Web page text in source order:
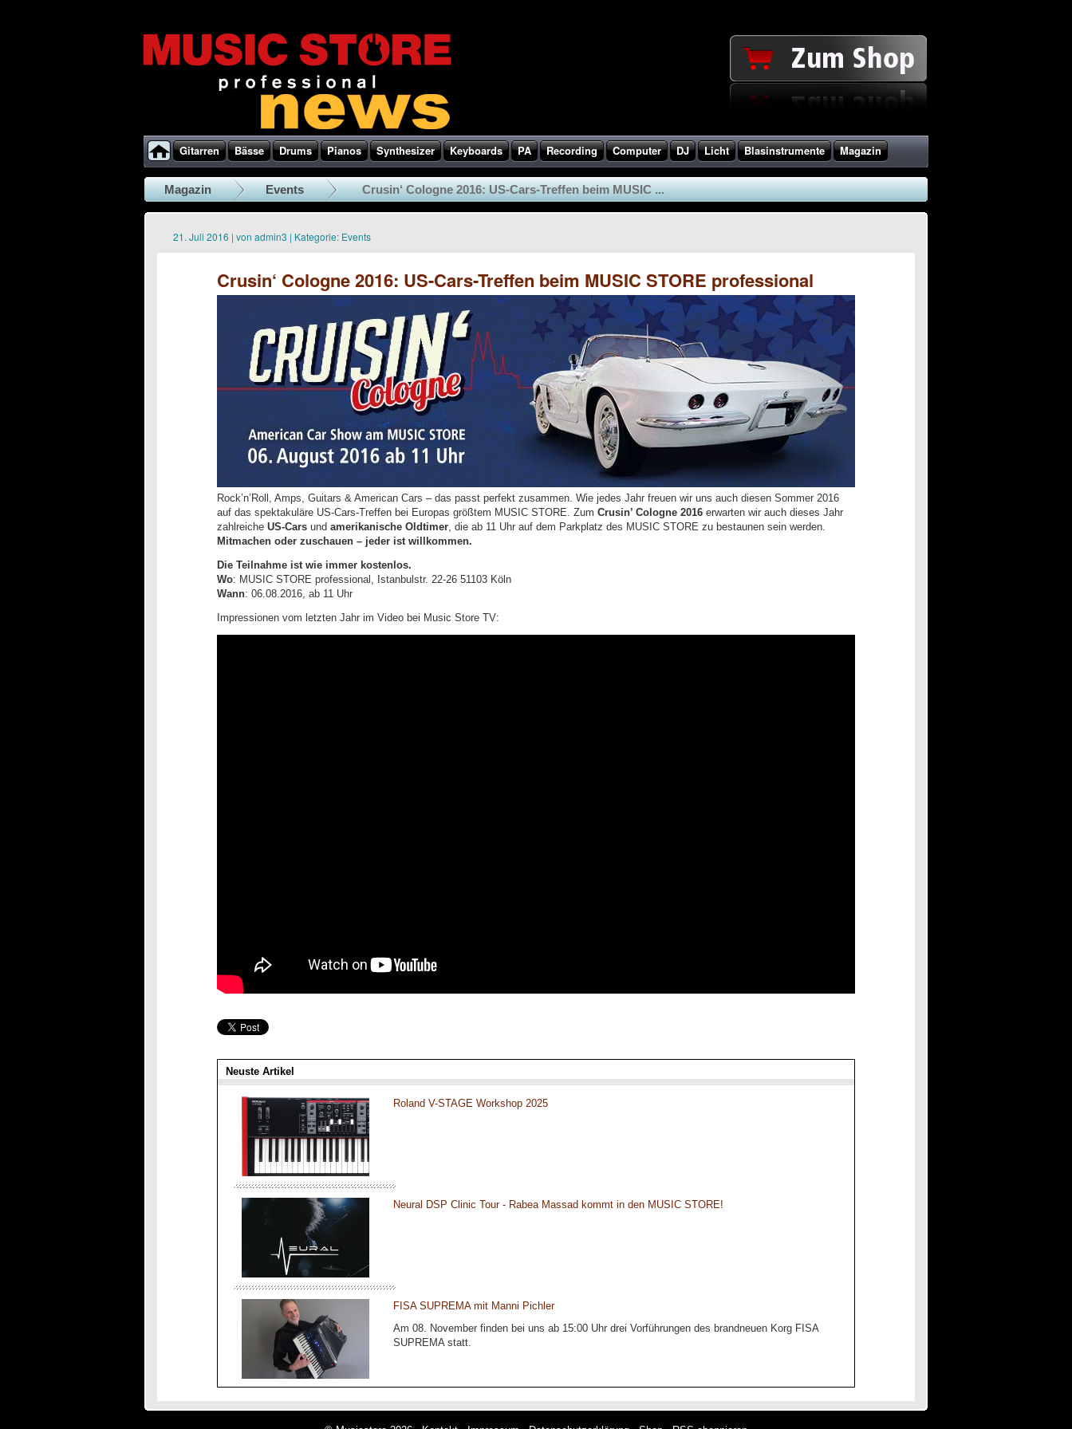
Gitarren Bässe Drums Pianos Synthesizer Keyboards PA Recording Computer DJ Licht Blasinstrumente Magazin
Magazin Events Crusin‘ Cologne 2016: US-Cars-Treffen beim MUSIC ...
21. Juli 2016 | von admin3 | Kategorie: Events
Crusin‘ Cologne 2016: US-Cars-Treffen beim MUSIC STORE professional
Rock’n’Roll, Amps, Guitars & American Cars – das passt perfekt zusammen. Wie jedes Jahr freuen wir uns auch diesen Sommer 2016
auf das spektakuläre US-Cars-Treffen bei Europas größtem MUSIC STORE. Zum Crusin’ Cologne 2016 erwarten wir auch dieses Jahr
zahlreiche US-Cars und amerikanische Oldtimer, die ab 11 Uhr auf dem Parkplatz des MUSIC STORE zu bestaunen sein werden.
Mitmachen oder zuschauen – jeder ist willkommen.
Die Teilnahme ist wie immer kostenlos.
Wo: MUSIC STORE professional, Istanbulstr. 22-26 51103 Köln
Wann: 06.08.2016, ab 11 Uhr
Impressionen vom letzten Jahr im Video bei Music Store TV:
Neuste Artikel
Roland V-STAGE Workshop 2025
Neural DSP Clinic Tour - Rabea Massad kommt in den MUSIC STORE!
FISA SUPREMA mit Manni Pichler
Am 08. November finden bei uns ab 15:00 Uhr drei Vorführungen des brandneuen Korg FISA
SUPREMA statt.